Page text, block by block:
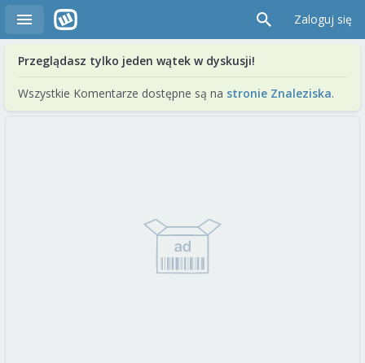
Zaloguj się
Przeglądasz tylko jeden wątek w dyskusji!
Wszystkie Komentarze dostępne są na stronie Znaleziska.